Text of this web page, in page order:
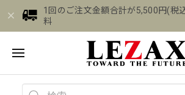
1回のご注文金額合計が5,500円(税
料